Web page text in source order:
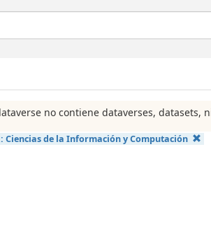
no contiene dataverses, datasets,
Ciencias de la Información y Computación